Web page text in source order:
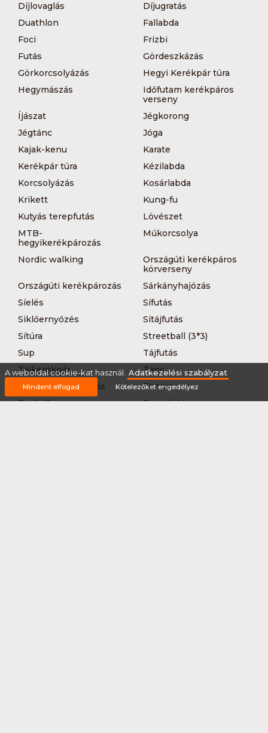
Díjlovaglás
Díjugratás
Duathlon
Fallabda
Foci
Frizbi
Futás
Gördeszkázás
Görkorcsolyázás
Hegyi Kerékpár túra
Hegymászás
Időfutam kerékpáros
verseny
Íjászat
Jégkorong
Jégtánc
Jóga
Kajak-kenu
Karate
Kerékpár túra
Kézilabda
Korcsolyázás
Kosárlabda
Krikett
Kung-fu
Kutyás terepfutás
Lövészet
MTB-
hegyikerékpározás
Műkorcsolya
Nordic walking
Országúti kerékpáros
körverseny
Országúti kerékpározás
Sárkányhajózás
Síelés
Sífutás
Siklőernyőzés
Sítájfutás
Sítúra
Streetball (3*3)
Sup
Tájfutás
Tájkerékpár
Tánc
Teljesítménytúrázás
Tenisz
Teqball
Terepfutás
A weboldal cookie-kat használ. Adatkezelési szabályzat
Mindent elfogad Kötelezőket engedélyez